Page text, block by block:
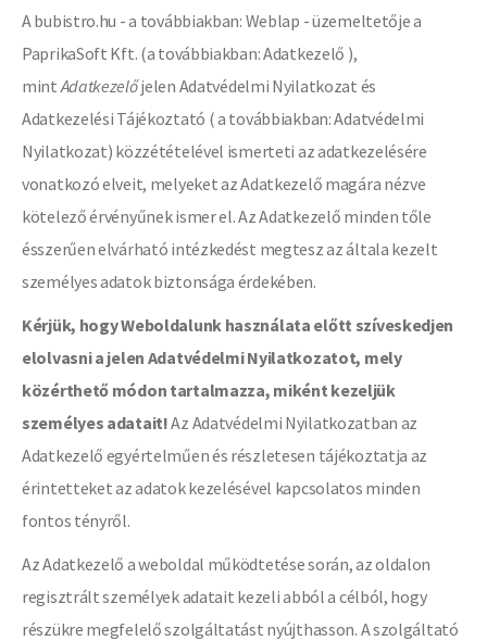
A bubistro.hu - a továbbiakban: Weblap - üzemeltetője a
PaprikaSoft Kft. (a továbbiakban: Adatkezelő ),
mintAdatkezelőjelen Adatvédelmi Nyilatkozat és
Adatkezelési Tájékoztató ( a továbbiakban: Adatvédelmi
Nyilatkozat) közzétételével ismerteti az adatkezelésére
vonatkozó elveit, melyeket az Adatkezelő magára nézve
kötelező érvényűnek ismer el. Az Adatkezelő minden tőle
ésszerűen elvárható intézkedést megtesz az általa kezelt
személyes adatok biztonsága érdekében.
Kérjük, hogy Weboldalunk használata előtt szíveskedjen
elolvasni a jelen Adatvédelmi Nyilatkozatot, mely
közérthető módon tartalmazza, miként kezeljük
személyes adatait!Az Adatvédelmi Nyilatkozatban az
Adatkezelő egyértelműen és részletesen tájékoztatja az
érintetteket az adatok kezelésével kapcsolatos minden
fontos tényről.
Az Adatkezelő a weboldal működtetése során, az oldalon
regisztrált személyek adatait kezeli abból a célból, hogy
részükre megfelelő szolgáltatást nyújthasson. A szolgáltató